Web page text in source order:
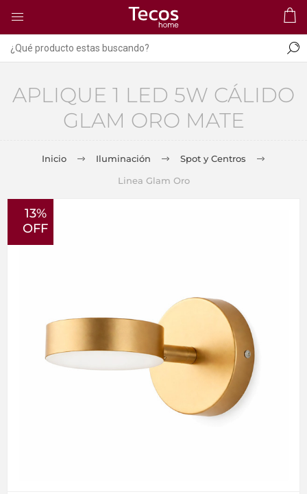
APLIQUE 1 LED 5W CÁLIDO
GLAM ORO MATE
Inicio Iluminación
Spot y Centros
Linea Glam Oro
13%
OFF